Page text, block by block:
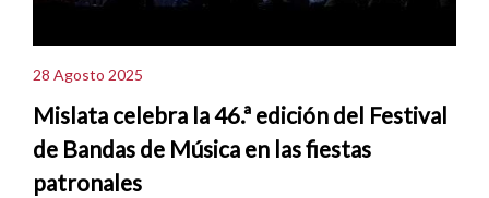
28 Agosto 2025
Mislata celebra la 46.ª edición del Festival
de Bandas de Música en las fiestas
patronales